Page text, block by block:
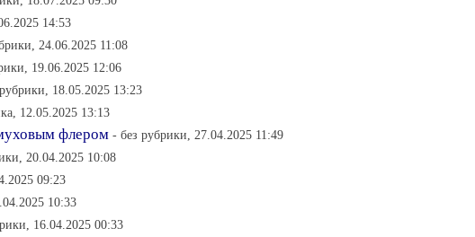
14:53
24.06.2025 11:08
19.06.2025 12:06
18.05.2025 13:23
12.05.2025 13:13
флером - без рубрики, 27.04.2025 11:49
20.04.2025 10:08
09:23
10:33
16.04.2025 00:33